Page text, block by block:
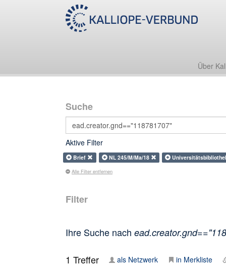
Über
Suche
Aktive Filter
Brief NL 245/M/Ma/18
Alle Filter entfernen
Filter
Ihre Suche nach
1 Treffer als Netzwerk in Merkliste